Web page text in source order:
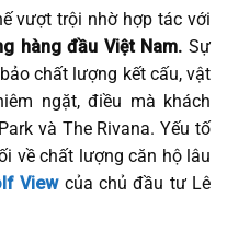
vượt trội nhờ hợp tác với
hàng đầu Việt Nam. Sự
chất lượng kết cấu, vật
ngặt, điều mà khách
và The Rivana. Yếu tố
về chất lượng căn hộ lâu
Viewcủa chủ đầu tư Lê